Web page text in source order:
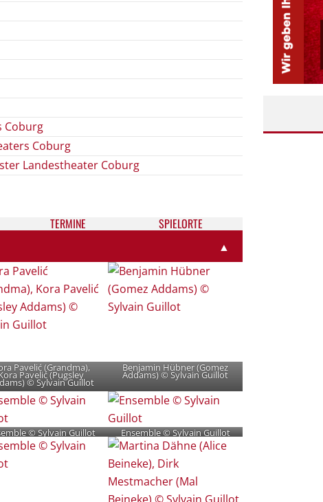
Coburg
Coburg
Landestheater Coburg
TER­MI­NE
SPIELORTE
▲
Pavelić (Grandma),
Pavelić (Pugsley
© Sylvain Guillot
Benjamin Hübner (Gomez
Addams) © Sylvain Guillot
© Sylvain Guillot Ensemble © Sylvain Guillot